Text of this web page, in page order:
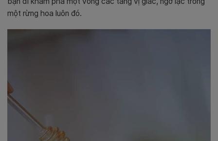
một rừng hoa luôn đó.